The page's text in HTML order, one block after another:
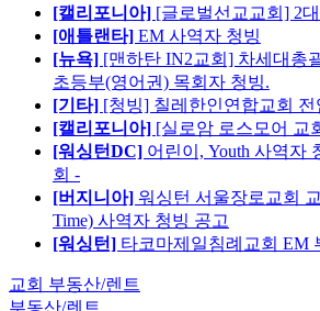
[캘리포니아] [글로벌선교교회] 2
[애틀랜타] EM 사역자 청빙
[뉴욕] [맨하탄 IN2교회] 차세대총
초등부(영어권) 목회자 청빙.
[기타] [청빙] 칠레한인연합교회 전
[캘리포니아] [실로암 로스모어 교
[워싱턴DC] 어린이, Youth 사역자
회 -
[버지니아] 워싱턴 서울장로교회
Time) 사역자 청빙 공고
[워싱턴] 타코마제일침례교회 EM
교회 부동산/렌트